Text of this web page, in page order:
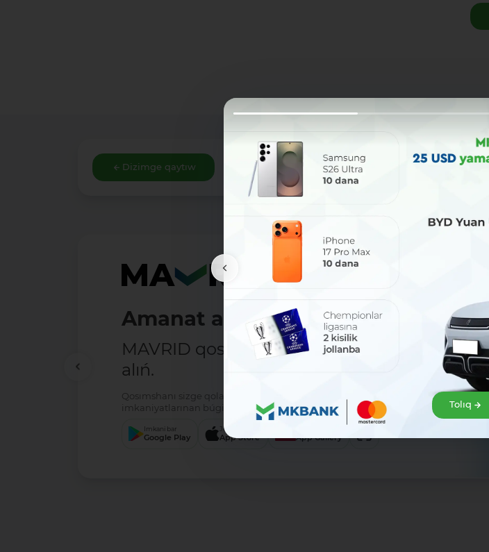
Dizimge qaytıw
Biypul ótkermeler
5 million sumǵa shekem
Qosımshanı sizge qolaylı servis arqalı júklep alıń hám Mavrid
imkaniyatlarınan búgin-aq paydalanıwdı baslań!:
Google Play App Store App Gallery
Tolıq